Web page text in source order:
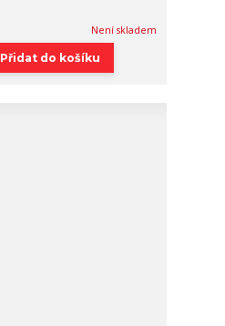
Není skladem
Přidat do košíku